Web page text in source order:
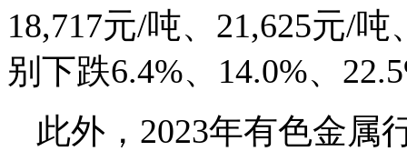
18,717元/吨、21,625元/
别下跌6.4%、14.0%、
此外，2023年有色金属